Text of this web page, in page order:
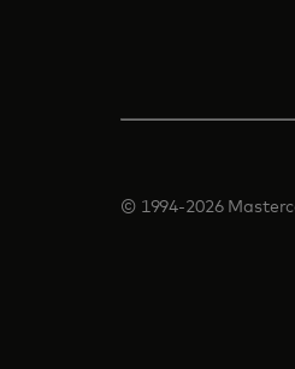
© 1994-2026